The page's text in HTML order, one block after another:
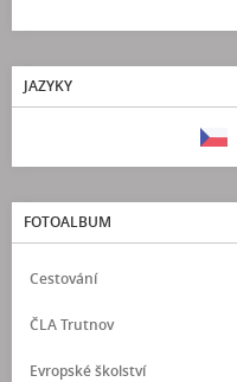
JAZYKY
FOTOALBUM
Cestování
ČLA Trutnov
Evropské školství